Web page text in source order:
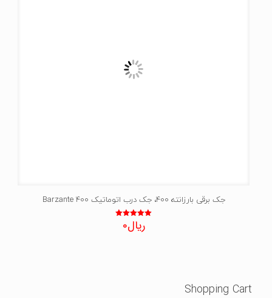
جک برقی بارزانته 400، جک درب اتوماتیک Barzante 400
نمره
5.00
ریال0
Shopping Cart